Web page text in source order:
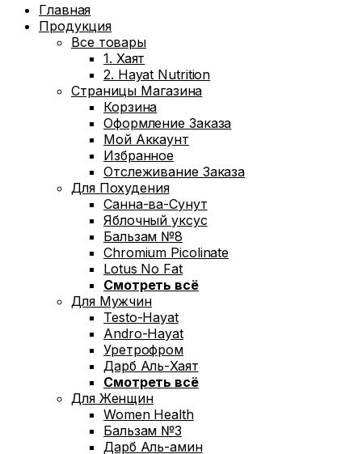
Главная
Продукция
Все товары
1. Хаят
2. Hayat Nutrition
Страницы Магазина
Корзина
Оформление Заказа
Мой Аккаунт
Избранное
Отслеживание Заказа
Для Похудения
Санна-ва-Сунут
Яблочный уксус
Бальзам №8
Chromium Picolinate
Lotus No Fat
Смотреть всё
Для Мужчин
Testo-Hayat
Andro-Hayat
Уретрофром
Дарб Аль-Хаят
Смотреть всё
Для Женщин
Women Health
Бальзам №3
Дарб Аль-амин